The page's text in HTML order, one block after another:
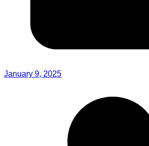
January 9, 2025